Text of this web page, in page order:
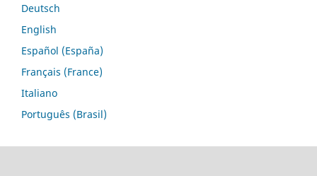
Deutsch
English
Español (España)
Français (France)
Italiano
Português (Brasil)